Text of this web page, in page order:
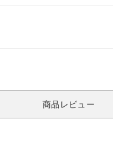
商品レビュー